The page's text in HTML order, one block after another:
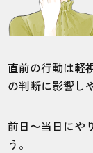
直前の行動は軽
の判断に影響し
前日〜当日にや
う。